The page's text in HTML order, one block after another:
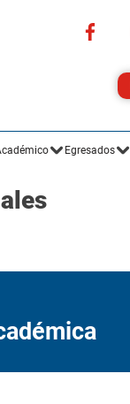
Egresados